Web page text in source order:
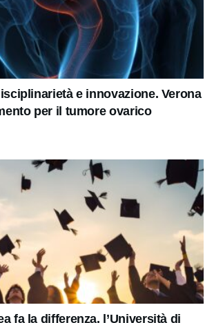
e innovazione. Verona
per il tumore ovarico
fa la differenza, l’Università di